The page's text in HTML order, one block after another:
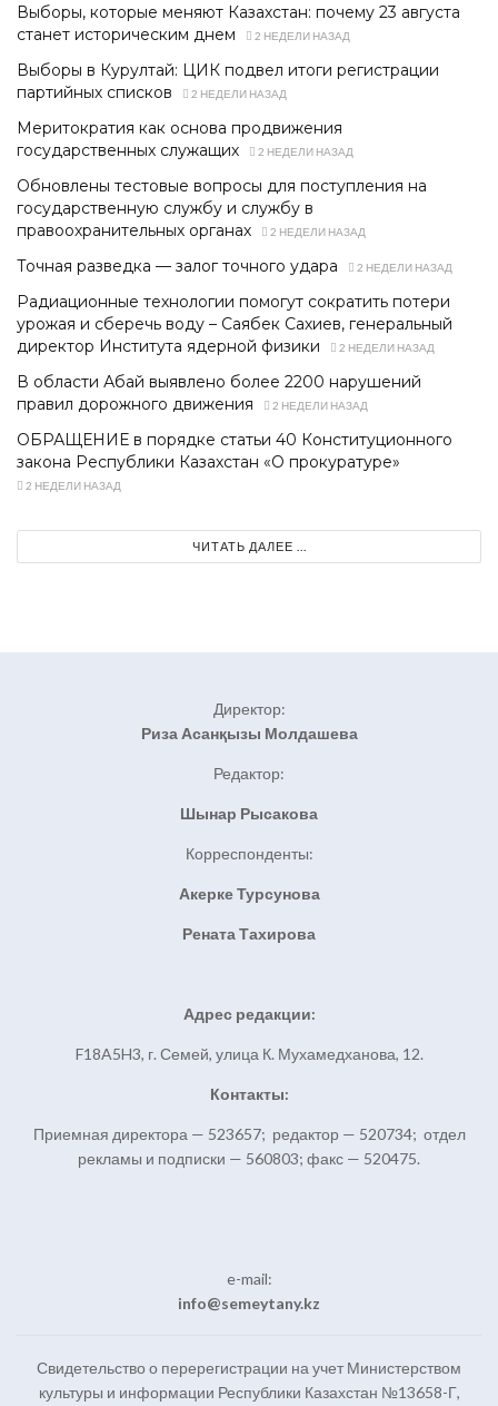
Выборы, которые меняют Казахстан: почему 23 августа
станет историческим днем
2 НЕДЕЛИ НАЗАД
Выборы в Курултай: ЦИК подвел итоги регистрации
партийных списков
2 НЕДЕЛИ НАЗАД
Меритократия как основа продвижения
государственных служащих
2 НЕДЕЛИ НАЗАД
Обновлены тестовые вопросы для поступления на
государственную службу и службу в
правоохранительных органах
2 НЕДЕЛИ НАЗАД
Точная разведка — залог точного удара 2 НЕДЕЛИ НАЗАД
Радиационные технологии помогут сократить потери
урожая и сберечь воду – Саябек Сахиев, генеральный
директор Института ядерной физики
2 НЕДЕЛИ НАЗАД
В области Абай выявлено более 2200 нарушений
правил дорожного движения
2 НЕДЕЛИ НАЗАД
ОБРАЩЕНИЕ в порядке статьи 40 Конституционного
закона Республики Казахстан «О прокуратуре»
2 НЕДЕЛИ НАЗАД
ЧИТАТЬ ДАЛЕЕ ...
Директор:
Риза Асанқызы Молдашева
Редактор:
Шынар Рысакова
Корреспонденты:
Акерке Турсунова
Рената Тахирова
Адрес редакции:
F18A5H3, г. Семей, улица К. Мухамедханова, 12.
Контакты:
Приемная директора — 523657; редактор — 520734; отдел
рекламы и подписки — 560803; факс — 520475.
e-mail:
info@semeytany.kz
Свидетельство о перерегистрации на учет Министерством
культуры и информации Республики Казахстан №13658-Г,